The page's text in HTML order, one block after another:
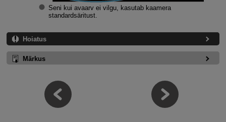
Seni kui avaarv ei vilgu, kasutab kaamera
standardsäritust.
Hoiatus
Märkus